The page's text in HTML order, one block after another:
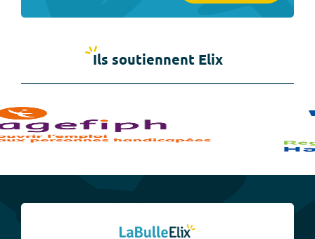
Ils soutiennent Elix